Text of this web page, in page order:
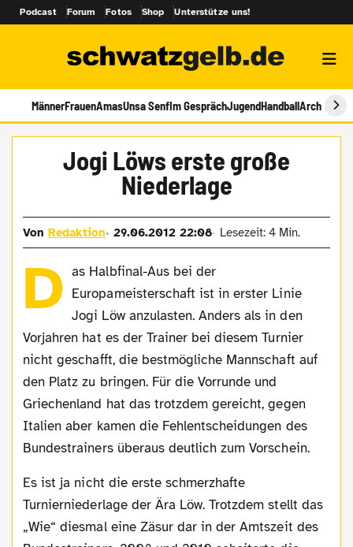
Podcast Forum Fotos Shop Unterstütze uns!
MännerFrauenAmasUnsa SenfIm GesprächJugendHandballArchiv
Jogi Löws erste große
Niederlage
VonRedaktion 29.06.2012 22:08 Lesezeit: 4 Min.
D as Halbfinal-Aus bei der
Europameisterschaft ist in erster Linie
Jogi Löw anzulasten. Anders als in den
Vorjahren hat es der Trainer bei diesem Turnier
nicht geschafft, die bestmögliche Mannschaft auf
den Platz zu bringen. Für die Vorrunde und
Griechenland hat das trotzdem gereicht, gegen
Italien aber kamen die Fehlentscheidungen des
Bundestrainers überaus deutlich zum Vorschein.
Es ist ja nicht die erste schmerzhafte
Turnierniederlage der Ära Löw. Trotzdem stellt das
„Wie“ diesmal eine Zäsur dar in der Amtszeit des